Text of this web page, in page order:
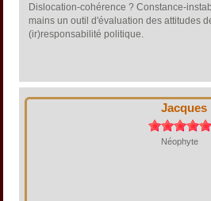
Dislocation-cohérence ? Constance-
mains un outil d'évaluation des attitudes
(ir)responsabilité politique.
Jacques
Néophyte